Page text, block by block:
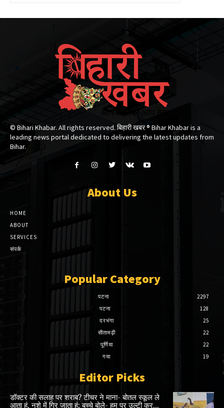
© Bihari Khabar. All rights reserved. बिहारी खबर ®​ Bihar Khabar is a
leading news portal dedicated to delivering the latest updates from
Bihar.
About Us
HOME
ABOUT
SERVICES
संपर्क
Popular Category
पटना
2297
पटना
128
दरभंगा
25
सीतामढ़ी
22
पूर्णिया
22
गया
19
Editor Picks
डॉक्टर की सलाह पर शराब? टीचर ने माना- बोतल स्कूल ले
आता हूं, नशे में गिर जाता हूं; बच्चे बोले- हम पर उल्टी कर...